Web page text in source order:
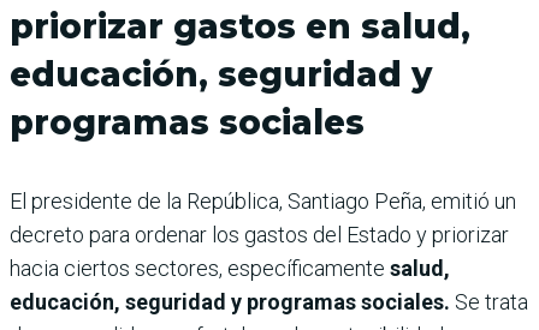
priorizar gastos en salud,
educación, seguridad y
programas sociales
El presidente de la República, Santiago Peña, emitió un
decreto para ordenar los gastos del Estado y priorizar
hacia ciertos sectores, específicamente salud,
educación, seguridad y programas sociales. Se trata